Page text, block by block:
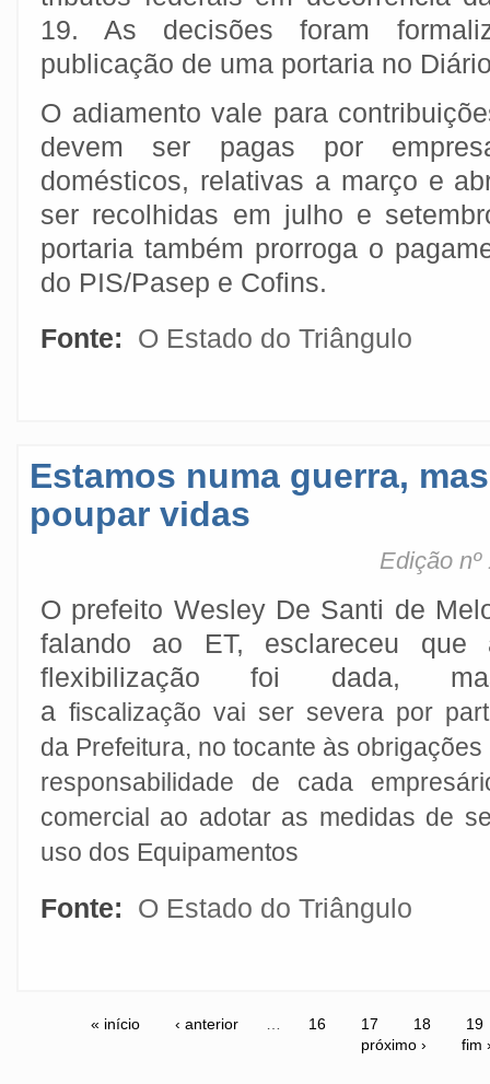
19. As decisões foram
publicação de uma portaria no
O adiamento vale para
devem ser pagas por
domésticos, relativas a março e
ser recolhidas em julho e
portaria também prorroga o
do PIS/Pasep e Cofins.
Fonte:
O Estado do Triângulo
Estamos numa guerra,
poupar vidas
Edição
O prefeito Wesley De Santi de
falando ao ET, esclareceu que
flexibilização foi dada,
a fiscalização vai ser severa por
da Prefeitura, no tocante às obrigações
responsabilidade de cada
comercial ao adotar as medidas de
uso dos Equipamentos
Fonte: O Estado do Triângulo
« início ‹ anterior 16 17 18
19
próximo ›
fim